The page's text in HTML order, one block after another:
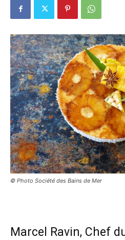
© Photo Société des Bains de Mer
Marcel Ravin, Chef